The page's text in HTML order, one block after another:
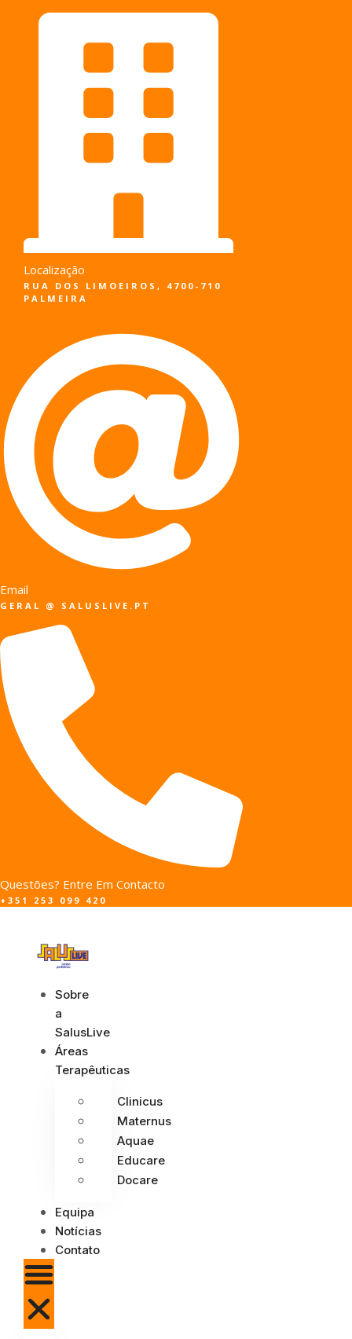
Localização
RUA DOS LIMOEIROS, 4700-710
PALMEIRA
Email
GERAL @ SALUSLIVE.PT
Questões? Entre Em Contacto
+351 253 099 420
Sobre
a
SalusLive
Áreas
Terapêuticas
Clinicus
Maternus
Aquae
Educare
Docare
Equipa
Notícias
Contato